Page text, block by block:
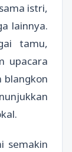
istri,
lainnya.
tamu,
upacara
blangkon
semakin